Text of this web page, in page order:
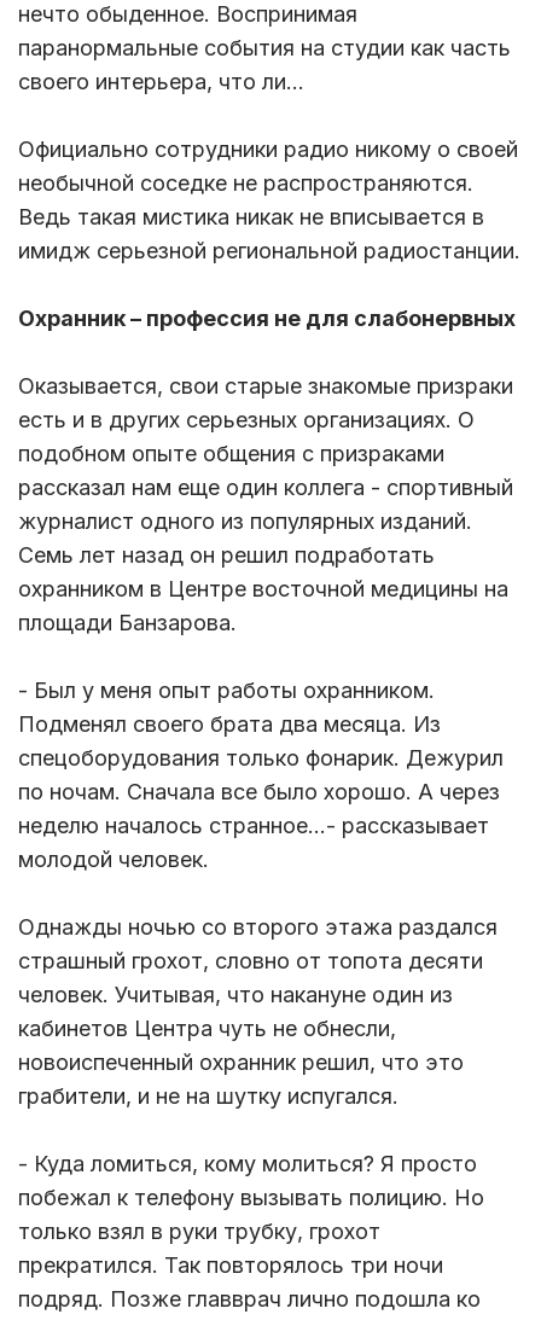
нечто обыденное. Воспринимая
паранормальные события на студии как часть
своего интерьера, что ли…
Официально сотрудники радио никому о своей
необычной соседке не распространяются.
Ведь такая мистика никак не вписывается в
имидж серьезной региональной радиостанции.
Охранник – профессия не для слабонервных
Оказывается, свои старые знакомые призраки
есть и в других серьезных организациях. О
подобном опыте общения с призраками
рассказал нам еще один коллега - спортивный
журналист одного из популярных изданий.
Семь лет назад он решил подработать
охранником в Центре восточной медицины на
площади Банзарова.
- Был у меня опыт работы охранником.
Подменял своего брата два месяца. Из
спецоборудования только фонарик. Дежурил
по ночам. Сначала все было хорошо. А через
неделю началось странное…- рассказывает
молодой человек.
Однажды ночью со второго этажа раздался
страшный грохот, словно от топота десяти
человек. Учитывая, что накануне один из
кабинетов Центра чуть не обнесли,
новоиспеченный охранник решил, что это
грабители, и не на шутку испугался.
- Куда ломиться, кому молиться? Я просто
побежал к телефону вызывать полицию. Но
только взял в руки трубку, грохот
прекратился. Так повторялось три ночи
подряд. Позже главврач лично подошла ко